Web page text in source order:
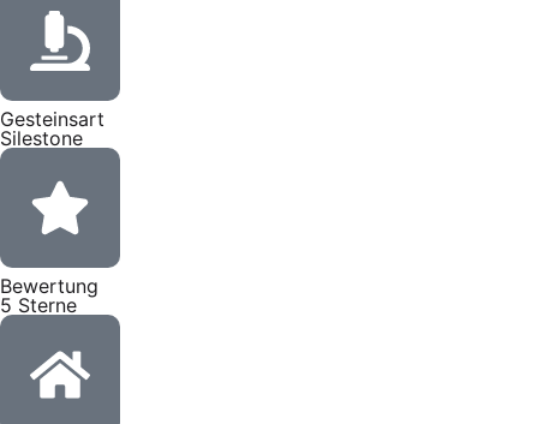
Gesteinsart
Silestone
Bewertung
5 Sterne